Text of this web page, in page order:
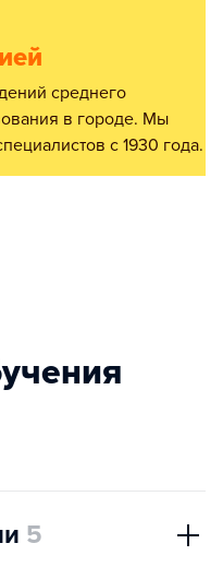
в городе. Мы
с 1930 года.
5